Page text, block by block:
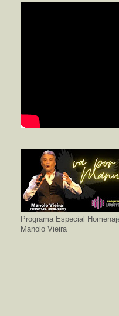
Programa Especial
Manolo Vieira